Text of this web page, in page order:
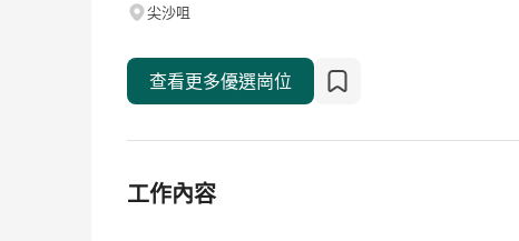
尖沙咀
查看更多優選崗位
工作內容